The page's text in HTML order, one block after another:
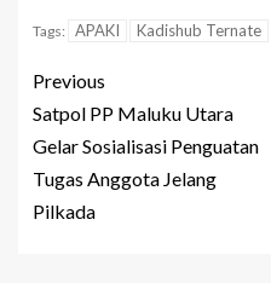
Tags: APAKI Kadishub Ternate
Previous
Satpol PP Maluku Utara
Gelar Sosialisasi Penguatan
Tugas Anggota Jelang
Pilkada